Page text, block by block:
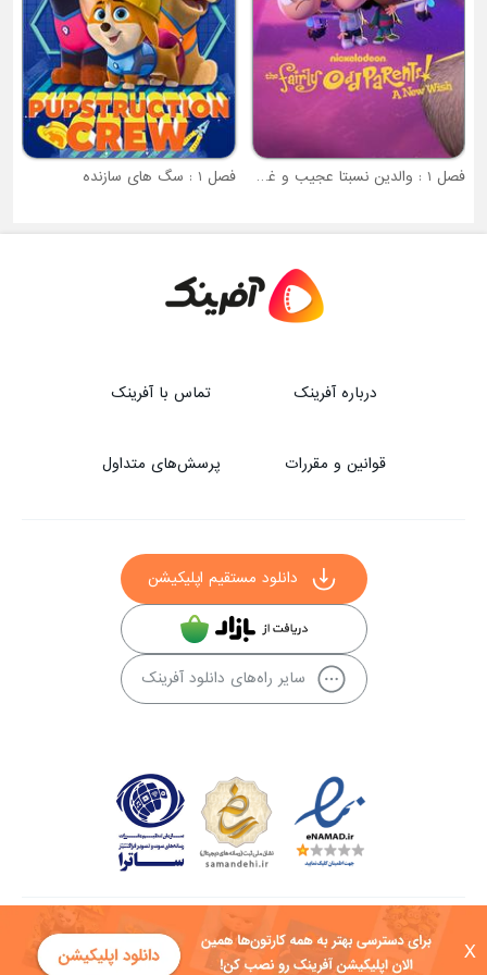
X
فصل 1 : سگ های سازنده
درباره آفرینک تماس با آفرینک
قوانین و مقررات پرسش‌های متداول
دانلود مستقیم اپلیکیشن
سایر راه‌های دانلود آفرینک
کلیه حقوق این سایت به شرکت توسعه فناوی هفت آسمان توکان تعلق دارد و
هرگونه استفاده از محتوا منع قانونی دارد.